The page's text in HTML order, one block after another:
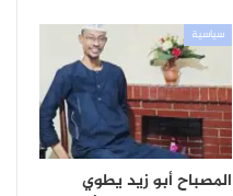
سياسية
المصباح أبو زيد يطوي